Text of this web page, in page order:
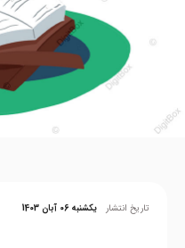
تاریخ انتشار یکشنبه 06 آبان 1403